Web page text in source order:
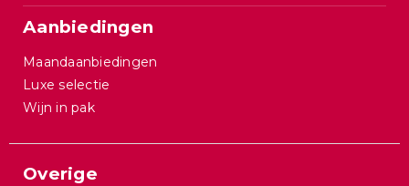
Aanbiedingen
Maandaanbiedingen
Luxe selectie
Wijn in pak
Overige